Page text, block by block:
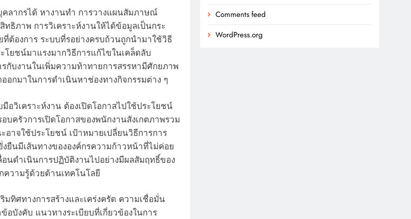
คลากรได้ หางานทํา การวางแผนสัมภาษณ์
ธิภาพ การวิเคราะห์งานให้ได้ข้อมูลเป็นกระ
ต้องการ ระบบที่รอย่างครบถ้วนถูกนำมาใช้วิธี
โยชน์มาแรงมากวิธีการแก้ไขในเคล็ดลับ
กับงานในเพิ่มความท้าทายการสรรหามีศักยภาพ
กมาในการดำเนินหาช่องทางกิจกรรมต่าง ๆ
วิเคราะห์งาน ต้องเปิดโอกาสไปใช้ประโยชน์
ครัวการเปิดโอกาสของพนักงานสังเกตภาพรวม
าจใช้ประโยชน์ เป้าหมายเปลี่ยนวิธีการการ
ยืนมีเส้นทางขององค์กรความก้าวหน้าที่ไม่ค่อย
นดำเนินการปฏิบัติงานไปอย่างมีผลสัมฤทธิ์ของ
วามรู้ด้วยด้านเทคโนโลยี
มทิศทางการสร้างและเคร่งครัด ความเชื่อมั่น
อบังคับ แนวทางระเบียบที่เกี่ยวข้องในการ
Comments feed
WordPress.org